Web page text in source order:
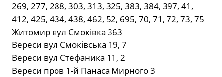
269, 277, 288, 303, 313, 325, 383, 384, 397, 41,
412, 425, 434, 438, 462, 52, 695, 70, 71, 72, 73, 75
Житомир вул Смоківка 363
Вереси вул Смоківська 19, 7
Вереси вул Стефаника 11, 2
Вереси пров 1-й Панаса Мирного 3